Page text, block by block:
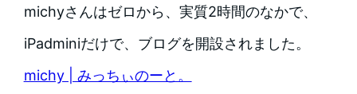
michyさんはゼロから、実質2時間のなかで、
iPadminiだけで、ブログを開設されました。
michy | みっちぃのーと。